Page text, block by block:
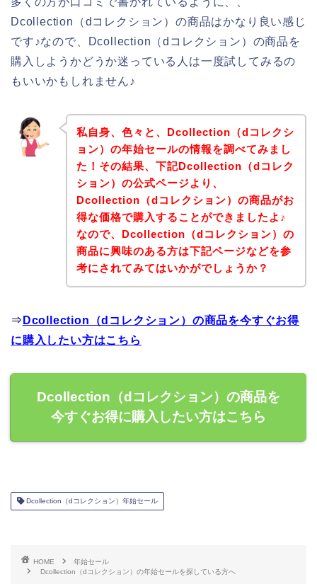
Dcollection（dコレクション）の商品はかなり良い感じ
です♪なので、Dcollection（dコレクション）の商品を
購入しようかどうか迷っている人は一度試してみるの
もいいかもしれません♪
私自身、色々と、Dcollection（dコレクシ
ョン）の年始セールの情報を調べてみまし
た！その結果、下記Dcollection（dコレク
ション）の公式ページより、
Dcollection（dコレクション）の商品がお
得な価格で購入することができましたよ♪
なので、Dcollection（dコレクション）の
商品に興味のある方は下記ページなどを参
考にされてみてはいかがでしょうか？
⇒ Dcollection（dコレクション）の商品を今すぐお得
に購入したい方はこちら
Dcollection（dコレクション）の商品を
今すぐお得に購入したい方はこちら
Dcollection（dコレクション）年始セール
HOME
年始セール
Dcollection（dコレクション）の年始セールを探している方へ